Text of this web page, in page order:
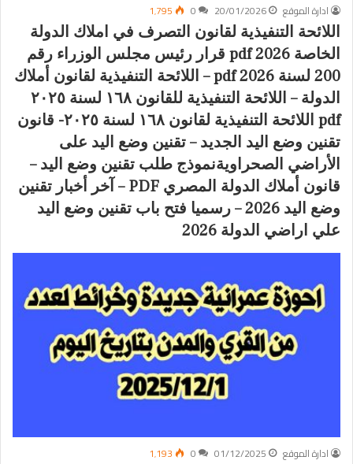
ادارة الموقع 20/01/2026
0 1٬795
اللائحة التنفيذية لقانون التصرف في املاك الدولة
الخاصة 2026 pdf قرار رئيس مجلس الوزراء رقم
200 لسنة 2026 pdf – اللائحة التنفيذية لقانون أملاك
الدولة – اللائحة التنفيذية للقانون ١٦٨ لسنة ٢٠٢٥
pdf اللائحة التنفيذية لقانون ١٦٨ لسنة ٢٠٢٥- قانون
تقنين وضع اليد الجديد – تقنين وضع اليد على
الأراضي الصحراويةنموذج طلب تقنين وضع اليد –
قانون أملاك الدولة المصري PDF – آخر أخبار تقنين
وضع اليد 2026 – رسميا فتح باب تقنين وضع اليد
علي اراضي الدولة 2026
ادارة الموقع 01/12/2025
0 1٬193